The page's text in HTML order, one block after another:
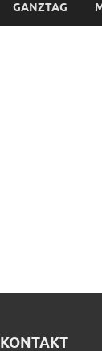
GANZTAG
KONTAKT